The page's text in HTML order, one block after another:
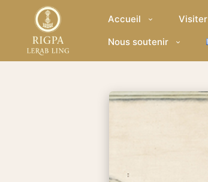
Accueil Visiter
Nous soutenir